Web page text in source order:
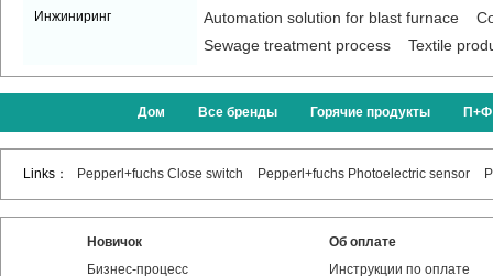
Инжиниринг Automation solution for blast furnace
Sewage treatment process
Textile
Дом Все бренды Горячие продукты П+Ф
Links： Pepperl+fuchs Close switch Pepperl+fuchs Photoelectric sensor
Новичок
Бизнес-процесс
Об оплате
Инструкции по оплате